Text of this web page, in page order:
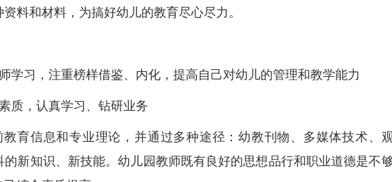
料和材料，为搞好幼儿的教育尽心尽力。
学习，注重榜样借鉴、内化，提高自己对幼儿的管理和教学能力
质，认真学习、钻研业务
育信息和专业理论，并通过多种途径：幼教刊物、多媒体技术、
新知识、新技能。幼儿园教师既有良好的思想品行和职业道德是不